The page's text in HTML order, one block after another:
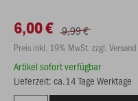
6,00 € 9,99 €
Preis inkl. 19% MwSt. zzgl. Versand
Artikel sofort verfügbar
Lieferzeit: ca.14 Tage Werktage